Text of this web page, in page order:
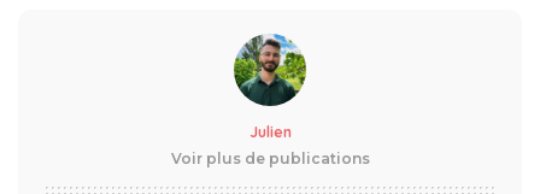
Julien
Voir plus de publications